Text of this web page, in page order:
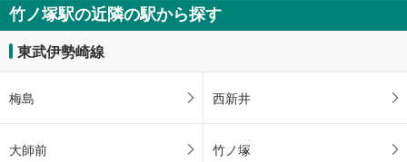
竹ノ塚駅の近隣の駅から探す
東武伊勢崎線
梅島 西新井
大師前 竹ノ塚